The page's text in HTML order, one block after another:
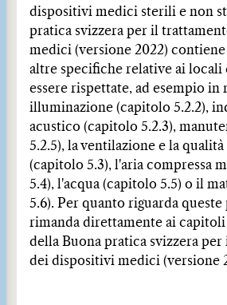
dispositivi medici sterili e non
pratica svizzera per il
medici (versione 2022)
altre specifiche relative ai locali
essere rispettate, ad esempio in
illuminazione (capitolo 5.2.2),
acustico (capitolo 5.2.3),
5.2.5), la ventilazione e la
(capitolo 5.3), l'aria compressa
5.4), l'acqua (capitolo 5.5) o il
5.6). Per quanto riguarda
rimanda direttamente ai
della Buona pratica svizzera
dei dispositivi medici (versione